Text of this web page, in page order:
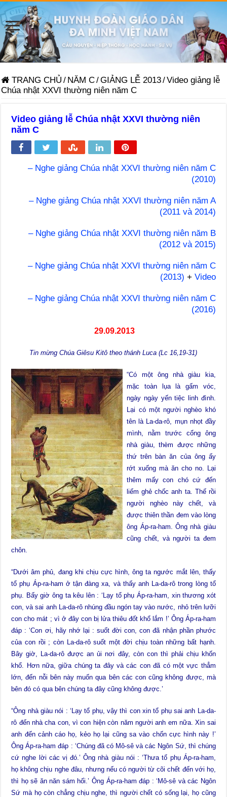
TRANG CHỦ / NĂM C/GIẢNG LỄ 2013/Video giảng lễ
Chúa nhật XXVI thường niên năm C
Video giảng lễ Chúa nhật XXVI thường niên
năm C
– Nghe giảng Chúa nhật XXVI thường niên năm C
(2010)
– Nghe giảng Chúa nhật XXVI thường niên năm A
(2011 và 2014)
– Nghe giảng Chúa nhật XXVI thường niên năm B
(2012 và 2015)
– Nghe giảng Chúa nhật XXVI thường niên năm C
(2013) + Video
– Nghe giảng Chúa nhật XXVI thường niên năm C
(2016)
29.09.2013
Tin mừng Chúa Giêsu Kitô theo thánh Luca (Lc 16,19-31)
“Có một ông nhà giàu kia,
mặc toàn lụa là gấm vóc,
ngày ngày yến tiệc linh đình.
Lại có một người nghèo khó
tên là La-da-rô, mụn nhọt đầy
mình, nằm trước cổng ông
nhà giàu, thèm được những
thứ trên bàn ăn của ông ấy
rớt xuống mà ăn cho no. Lại
thêm mấy con chó cứ đến
liếm ghẻ chốc anh ta. Thế rồi
người nghèo này chết, và
được thiên thần đem vào lòng
ông Áp-ra-ham. Ông nhà giàu
cũng chết, và người ta đem
chôn.
“Dưới âm phủ, đang khi chịu cực hình, ông ta ngước mắt lên, thấy
tổ phụ Áp-ra-ham ở tận đàng xa, và thấy anh La-da-rô trong lòng tổ
phụ. Bấy giờ ông ta kêu lên : ‘Lạy tổ phụ Áp-ra-ham, xin thương xót
con, và sai anh La-da-rô nhúng đầu ngón tay vào nước, nhỏ trên lưỡi
con cho mát ; vì ở đây con bị lửa thiêu đốt khổ lắm !’ Ông Áp-ra-ham
đáp : ‘Con ơi, hãy nhớ lại : suốt đời con, con đã nhận phần phước
của con rồi ; còn La-da-rô suốt một đời chịu toàn những bất hạnh.
Bây giờ, La-da-rô được an ủi nơi đây, còn con thì phải chịu khốn
khổ. Hơn nữa, giữa chúng ta đây và các con đã có một vực thẳm
lớn, đến nỗi bên này muốn qua bên các con cũng không được, mà
bên đó có qua bên chúng ta đây cũng không được.’
“Ông nhà giàu nói : ‘Lạy tổ phụ, vậy thì con xin tổ phụ sai anh La-da-
rô đến nhà cha con, vì con hiện còn năm người anh em nữa. Xin sai
anh đến cảnh cáo họ, kẻo họ lại cũng sa vào chốn cực hình này !’
Ông Áp-ra-ham đáp : ‘Chúng đã có Mô-sê và các Ngôn Sứ, thì chúng
cứ nghe lời các vị đó.’ Ông nhà giàu nói : ‘Thưa tổ phụ Áp-ra-ham,
họ không chịu nghe đâu, nhưng nếu có người từ cõi chết đến với họ,
thì họ sẽ ăn năn sám hối.’ Ông Áp-ra-ham đáp : ‘Mô-sê và các Ngôn
Sứ mà họ còn chẳng chịu nghe, thì người chết có sống lại, họ cũng